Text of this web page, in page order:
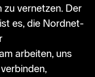
vernetzen. Der
es, die Nordnet-
arbeiten, uns